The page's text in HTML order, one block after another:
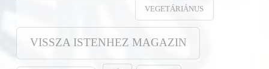
VEGETÁRIÁNUS
VISSZA ISTENHEZ MAGAZIN